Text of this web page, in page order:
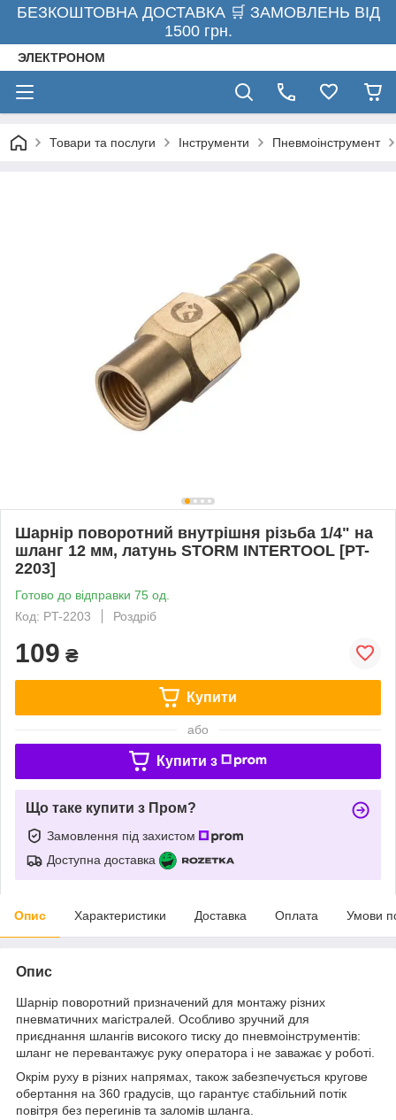
БЕЗКОШТОВНА ДОСТАВКА 🛒 ЗАМОВЛЕНЬ ВІД
1500 грн.
ЭЛЕКТРОНОМ
Товари та послуги Інструменти Пневмоінструмент
Шарнір поворотний внутрішня різьба 1/4" на
шланг 12 мм, латунь STORM INTERTOOL [PT-
2203]
Готово до відправки 75 од.
Код: PT-2203
Роздріб
109 ₴
Купити
або
Купити з
Що таке купити з Пром?
Замовлення під захистом
Доступна доставка
Опис Характеристики Доставка Оплата Умови
Опис
Шарнір поворотний призначений для монтажу різних
пневматичних магістралей. Особливо зручний для
приєднання шлангів високого тиску до пневмоінструментів:
шланг не перевантажує руку оператора і не заважає у роботі.
Окрім руху в різних напрямах, також забезпечується кругове
обертання на 360 градусів, що гарантує стабільний потік
повітря без перегинів та заломів шланга.